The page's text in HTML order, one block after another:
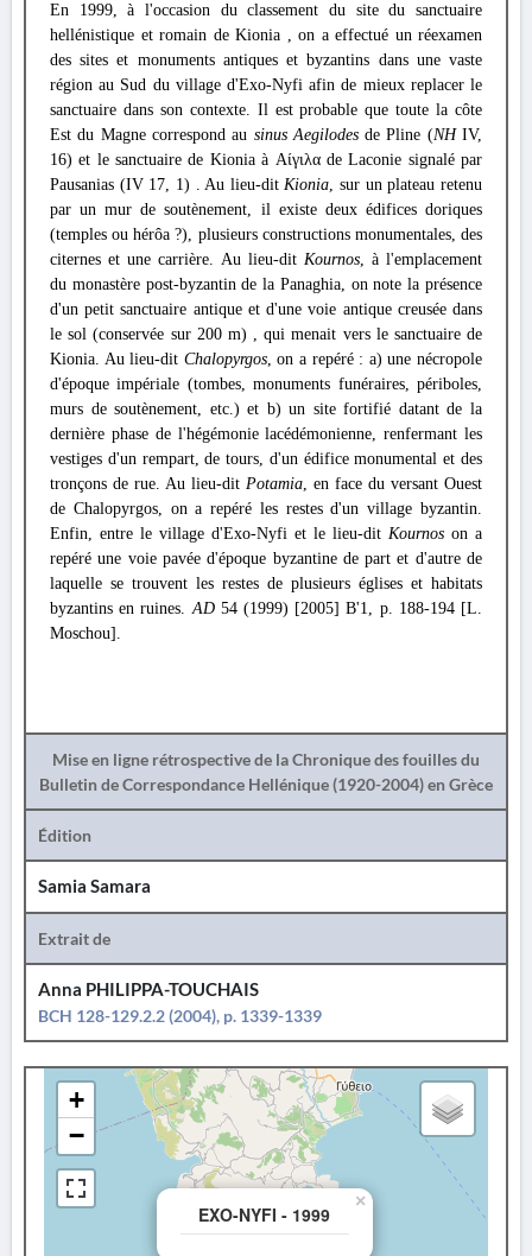
En 1999, à l'occasion du classement du site du sanctuaire
hellénistique et romain de Kionia , on a effectué un réexamen
des sites et monuments antiques et byzantins dans une vaste
région au Sud du village d'Exo-Nyfi afin de mieux replacer le
sanctuaire dans son contexte. Il est probable que toute la côte
Est du Magne correspond au sinus Aegilodesde Pline (NHIV,
16) et le sanctuaire de Kionia à Αίγιλα de Laconie signalé par
Pausanias (IV 17, 1) . Au lieu-ditKionia, sur un plateau retenu
par un mur de soutènement, il existe deux édifices doriques
(temples ou hérôa ?), plusieurs constructions monumentales, des
citernes et une carrière. Au lieu-dit Kournos, à l'emplacement
du monastère post-byzantin de la Panaghia, on note la présence
d'un petit sanctuaire antique et d'une voie antique creusée dans
le sol (conservée sur 200 m) , qui menait vers le sanctuaire de
Kionia. Au lieu-dit Chalopyrgos, on a repéré : a) une nécropole
d'époque impériale (tombes, monuments funéraires, périboles,
murs de soutènement, etc.) et b) un site fortifié datant de la
dernière phase de l'hégémonie lacédémonienne, renfermant les
vestiges d'un rempart, de tours, d'un édifice monumental et des
tronçons de rue. Au lieu-dit Potamia, en face du versant Ouest
de Chalopyrgos, on a repéré les restes d'un village byzantin.
Enfin, entre le village d'Exo-Nyfi et le lieu-dit Kournos on a
repéré une voie pavée d'époque byzantine de part et d'autre de
laquelle se trouvent les restes de plusieurs églises et habitats
byzantins en ruines. AD 54 (1999) [2005] Β'1, p. 188-194 [L.
Moschou].
Mise en ligne rétrospective de la Chronique des fouilles du
Bulletin de Correspondance Hellénique (1920-2004) en Grèce
Édition
Samia Samara
Extrait de
Anna PHILIPPA-TOUCHAIS
BCH 128-129.2.2 (2004), p. 1339-1339
EXO-NYFI - 1999
×
+
−